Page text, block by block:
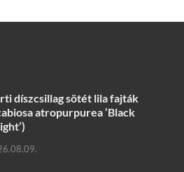
díszcsillag sötét lila fajták
atropurpurea ‘Black